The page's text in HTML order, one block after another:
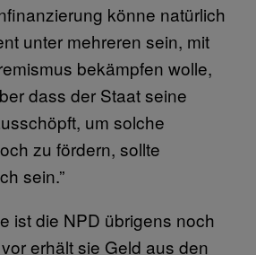
könne natürlich
unter mehreren sein, mit
bekämpfen wolle,
dass der Staat seine
um solche
zu fördern, sollte
sein.”
ist die NPD übrigens noch
erhält sie Geld aus den